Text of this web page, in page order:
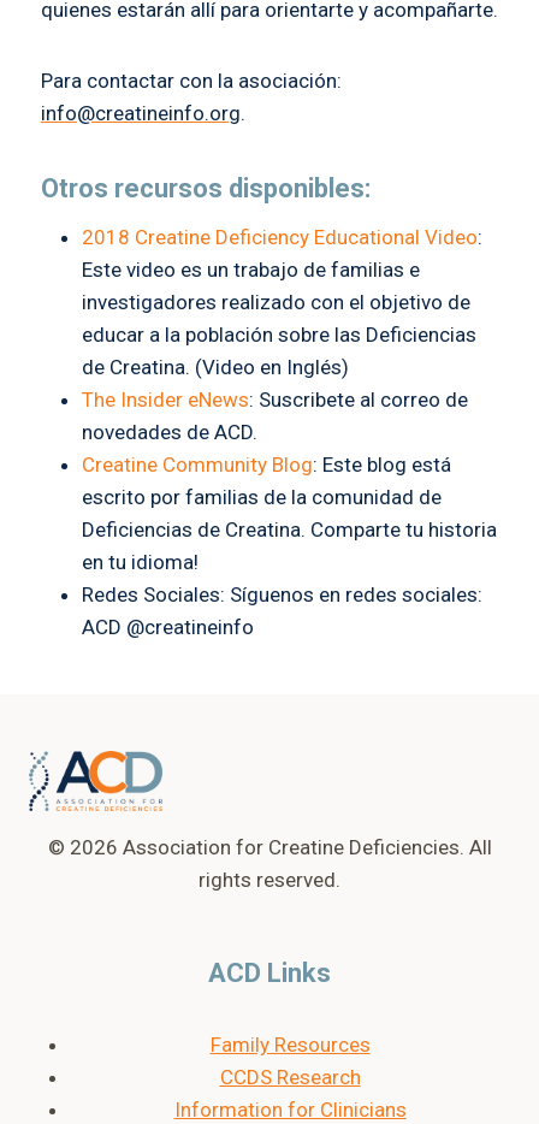
quienes estarán allí para orientarte y acompañarte.
Para contactar con la asociación:
info@creatineinfo.org.
Otros recursos disponibles:
2018 Creatine Deficiency Educational Video:
Este video es un trabajo de familias e
investigadores realizado con el objetivo de
educar a la población sobre las Deficiencias
de Creatina. (Video en Inglés)
The Insider eNews: Suscribete al correo de
novedades de ACD.
Creatine Community Blog: Este blog está
escrito por familias de la comunidad de
Deficiencias de Creatina. Comparte tu historia
en tu idioma!
Redes Sociales: Síguenos en redes sociales:
ACD @creatineinfo
© 2026 Association for Creatine Deficiencies. All
rights reserved.
ACD Links
Family Resources
CCDS Research
Information for Clinicians